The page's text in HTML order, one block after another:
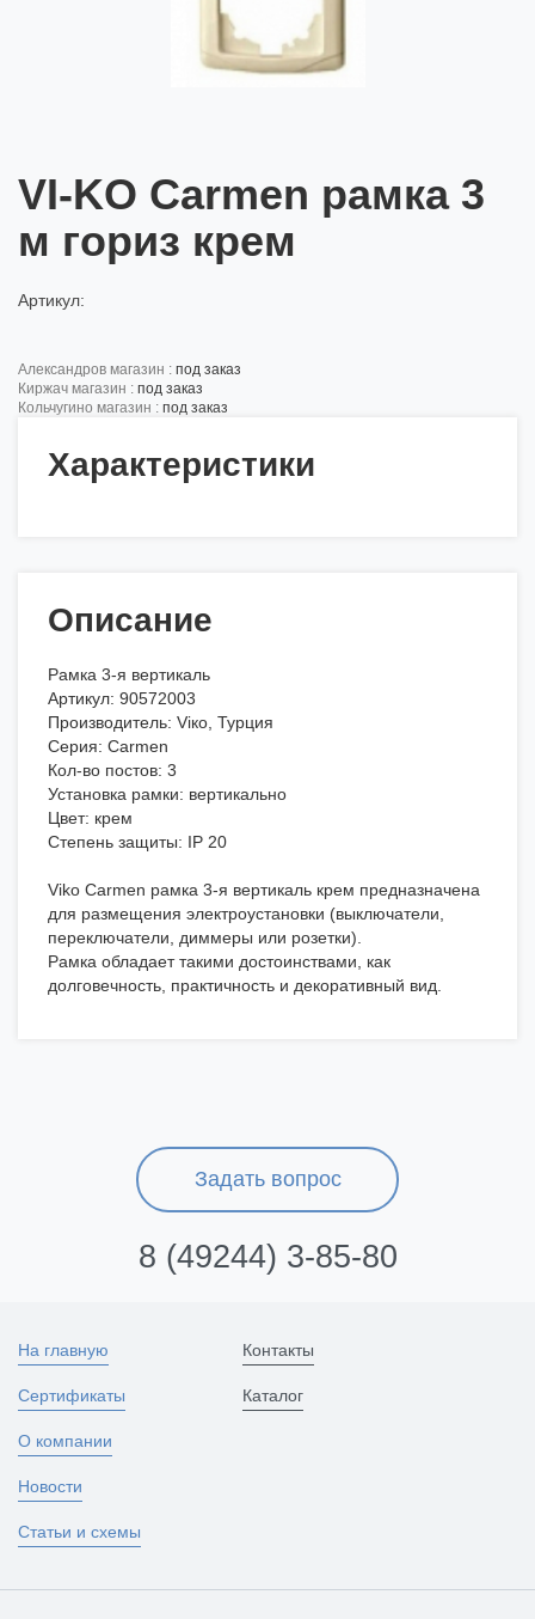
VI-KO Carmen рамка 3
м гориз крем
Артикул:
александров магазин : под заказ
киржач магазин : под заказ
кольчугино магазин : под заказ
Характеристики
Описание
Рамка 3-я вертикаль
Артикул: 90572003
Производитель: Viкo, Турция
Серия: Carmen
Кол-во постов: 3
Установка рамки: вертикально
Цвет: крем
Степень защиты: IP 20
Viko Carmen рамка 3-я вертикаль крем предназначена
для размещения электроустановки (выключатели,
переключатели, диммеры или розетки).
Рамка обладает такими достоинствами, как
долговечность, практичность и декоративный вид.
Задать вопрос
8 (49244) 3-85-80
На главную
Сертификаты
О компании
Новости
Статьи и схемы
Контакты
Каталог